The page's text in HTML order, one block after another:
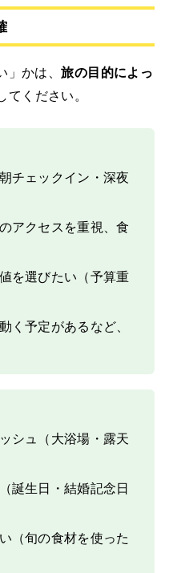
」かは、旅の目的によっ
ください。
チェックイン・深夜
アクセスを重視、食
を選びたい（予算重
く予定があるなど、
シュ（大浴場・露天
誕生日・結婚記念日
（旬の食材を使った